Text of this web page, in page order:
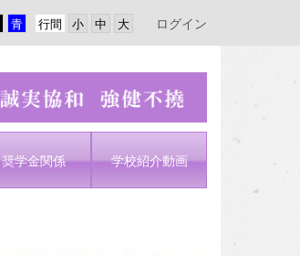
行間 ログイン
奨学金関係 学校紹介動画